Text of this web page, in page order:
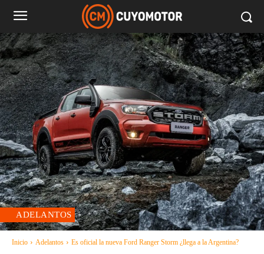
ADELANTOS
Inicio Adelantos Es oficial la nueva Ford Ranger Storm ¿llega a la Argentina?